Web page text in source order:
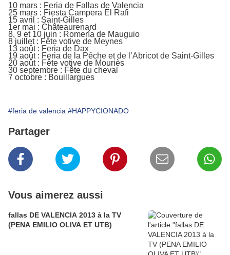
10 mars : Feria de Fallas de Valencia
25 mars : Fiesta Campera El Rafi
15 avril : Saint-Gilles
1er mai : Châteaurenard
8, 9 et 10 juin : Romería de Mauguio
8 juillet : Fête votive de Meynes
13 août : Feria de Dax
19 août : Feria de la Pêche et de l’Abricot de Saint-Gilles
20 août : Fête votive de Mouriès
30 septembre : Fête du cheval
7 octobre : Bouillargues
#feria de valencia #HAPPYCIONADO
Partager
Vous aimerez aussi
fallas DE VALENCIA 2013 à la TV
(PENA EMILIO OLIVA ET UTB)